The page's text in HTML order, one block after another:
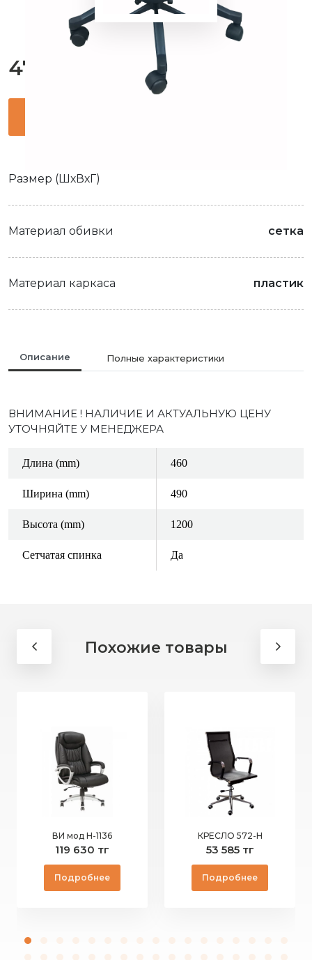
47 565 тг
Размер (ШхВхГ)
Материал обивки сетка
Материал каркаса пластик
Описание Полные характеристики
ВНИМАНИЕ ! НАЛИЧИЕ И АКТУАЛЬНУЮ ЦЕНУ
УТОЧНЯЙТЕ У МЕНЕДЖЕРА
Длина (mm) 460
Ширина (mm) 490
Высота (mm) 1200
Сетчатая спинка Да
Похожие товары
ВИ мод Н-1136
119 630 тг
Подробнее
КРЕСЛО 572-Н
53 585 тг
Подробнее